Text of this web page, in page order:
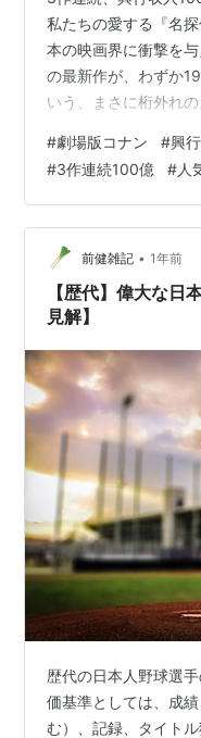
私たちの愛する『名
本の映画界に衝撃を
の最新作が、わずか
いう、まさに桁外れ
突破です。 さらに、
発的なヒットではな
れで3作品連続での興
しても前例のない偉
どまでの記録を更新
20年以上の歴史を持
#劇場版コナン #興
#3作連続100億 #人
前健雑記 • 1年前
【歴代】偉大な日
見解】
歴代の日本人野球選
価基準としては、成
む）、記録、タイト